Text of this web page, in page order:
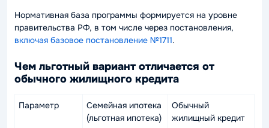
Нормативная база программы формируется на уровне
правительства РФ, в том числе через постановления,
включая базовое постановление №1711.
Чем льготный вариант отличается от
обычного жилищного кредита
Параметр
Семейная ипотека
(льготная ипотека)
Обычный
жилищный кредит